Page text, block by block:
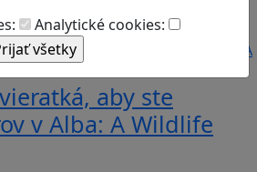
Analytické cookies:
aby ste
v Alba: A Wildlife